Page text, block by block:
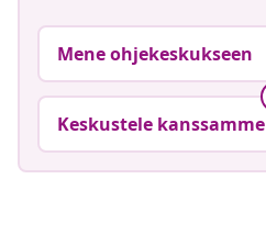
Mene ohjekeskukseen
Keskustele kanssamme